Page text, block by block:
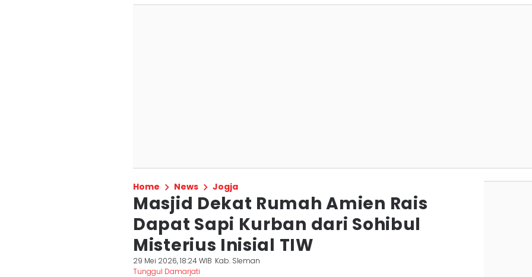
Home News Jogja
Masjid Dekat Rumah Amien Rais
Dapat Sapi Kurban dari Sohibul
Misterius Inisial TIW
29 Mei 2026, 18:24 WIB Kab. Sleman
Tunggul Damarjati